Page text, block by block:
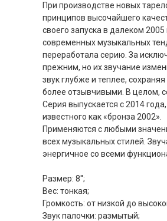
При производстве новых
принципов высочайшего
своего запуска в далеком
современных музыкальных
переработала серию. За
прежним, но их звучание
звук глубже и теплее,
более отзывчивыми. В целом,
Серия выпускается с 2014
известного как «бронза 2002».
Применяются с любыми
всех музыкальных стилей.
энергичное со всеми
Размер: 8'';
Вес: тонкая;
Громкость: от низкой до
Звук палочки: размытый;